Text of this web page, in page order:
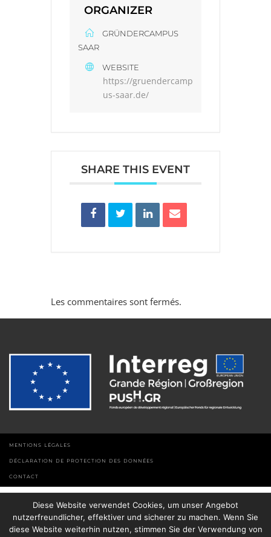
ORGANIZER
GRÜNDERCAMPUS
SAAR
WEBSITE
https://gruendercamp
us-saar.de/
SHARE THIS EVENT
Les commentaires sont fermés.
MENTIONS LÉGALES
DÉCLARATION DE PROTECTION DES DONNÉES
CONTACT
Diese Website verwendet Cookies, um unser Angebot
nutzerfreundlicher, effektiver und sicherer zu machen. Wenn Sie
diese Website weiterhin nutzen, stimmen Sie der Verwendung von